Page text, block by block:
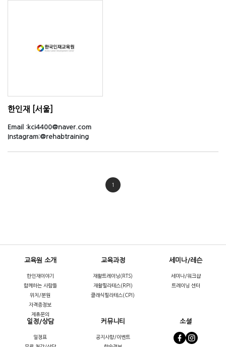
한인재 [서울]
Email :kci4400@naver.com
Instagram:@rehabtraining
1
교육원 소개
한인재이야기
함께하는 사람들
위치/분원
자격증정보
제휴문의
교육과정
재활트레이닝(RTS)
재활필라테스(RPI)
클래식필라테스(CPI)
세미나/레슨
세미나/워크샵
트레이닝 센터
일정/상담
일정표
커뮤니티
공지사항/이벤트
소셜